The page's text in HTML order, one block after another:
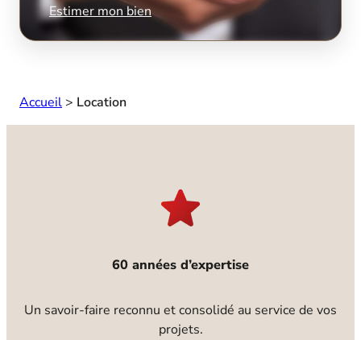
Estimer mon bien
Accueil > Location
60 années d’expertise
Un savoir-faire reconnu et consolidé au service de vos
projets.